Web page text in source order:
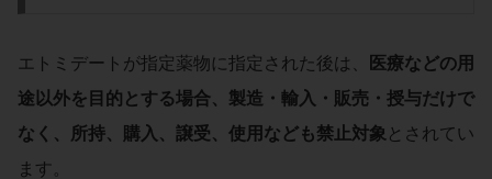
エトミデートが指定薬物に指定された後は、
医療などの用
途以外を目的とする場合、製造・輸入・販売・授与だけで
なく、所持、購入、譲受、使用なども禁止対象 とされてい
ます。